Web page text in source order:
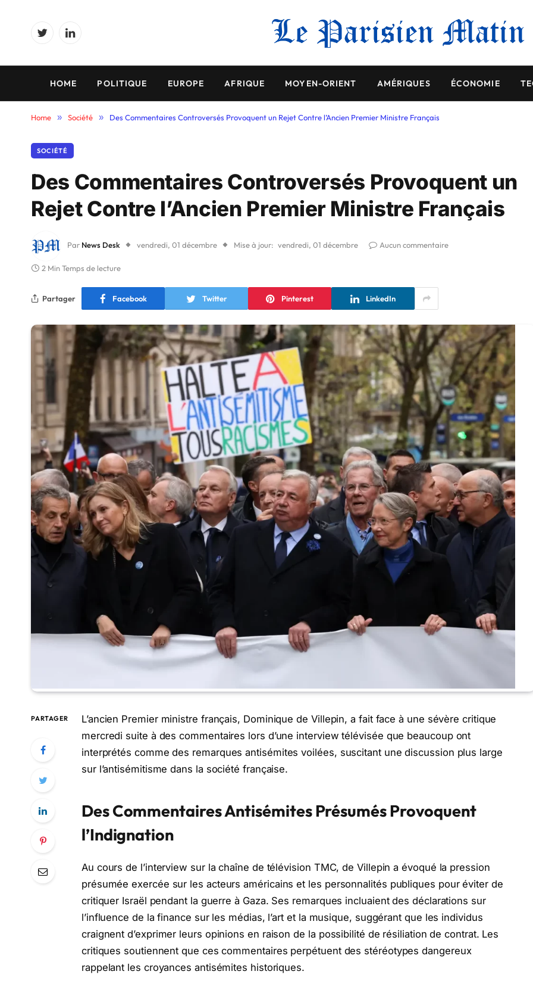
TwitterLinkedIn
HOME POLITIQUE EUROPE AFRIQUE MOYEN-ORIENT AMÉRIQUES ÉCONOMIE
Home » Société » Des Commentaires Controversés Provoquent un Rejet Contre l’Ancien Premier Ministre Français
SOCIÉTÉ
Des Commentaires Controversés Provoquent un
Rejet Contre l’Ancien Premier Ministre Français
Par News Desk vendredi, 01 décembre Mise à jour: vendredi, 01 décembre Aucun commentaire
2 Min Temps de lecture
Partager Facebook Twitter Pinterest LinkedIn
PARTAGER
L’ancien Premier ministre français, Dominique de Villepin, a fait face à une sévère critique
mercredi suite à des commentaires lors d’une interview télévisée que beaucoup ont
interprétés comme des remarques antisémites voilées, suscitant une discussion plus large
sur l’antisémitisme dans la société française.
Des Commentaires Antisémites Présumés Provoquent
l’Indignation
Au cours de l’interview sur la chaîne de télévision TMC, de Villepin a évoqué la pression
présumée exercée sur les acteurs américains et les personnalités publiques pour éviter de
critiquer Israël pendant la guerre à Gaza. Ses remarques incluaient des déclarations sur
l’influence de la finance sur les médias, l’art et la musique, suggérant que les individus
craignent d’exprimer leurs opinions en raison de la possibilité de résiliation de contrat. Les
critiques soutiennent que ces commentaires perpétuent des stéréotypes dangereux
rappelant les croyances antisémites historiques.